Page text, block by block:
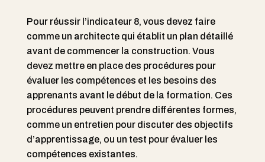
Pour réussir l’indicateur 8, vous devez faire
comme un architecte qui établit un plan détaillé
avant de commencer la construction. Vous
devez mettre en place des procédures pour
évaluer les compétences et les besoins des
apprenants avant le début de la formation. Ces
procédures peuvent prendre différentes formes,
comme un entretien pour discuter des objectifs
d’apprentissage, ou un test pour évaluer les
compétences existantes.